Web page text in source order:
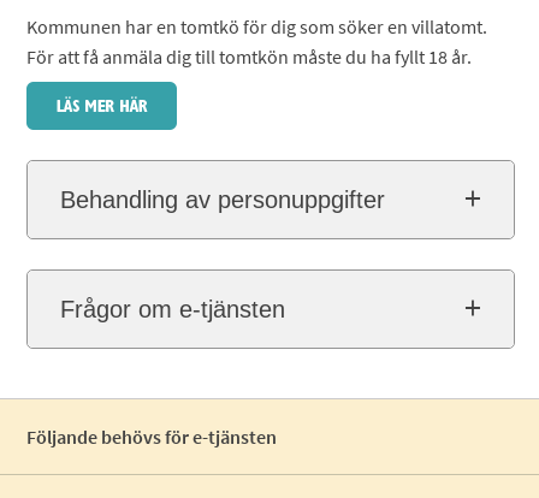
Kommunen har en tomtkö för dig som söker en villatomt.
För att få anmäla dig till tomtkön måste du ha fyllt 18 år.
Behandling av personuppgifter
Frågor om e-tjänsten
Följande behövs för e-tjänsten